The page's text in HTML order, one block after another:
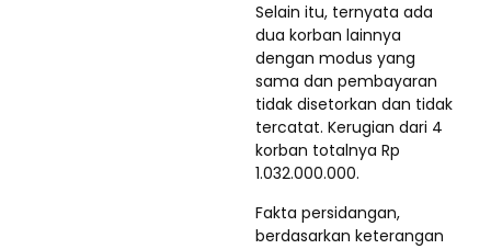
Selain itu, ternyata ada
dua korban lainnya
dengan modus yang
sama dan pembayaran
tidak disetorkan dan tidak
tercatat. Kerugian dari 4
korban totalnya Rp
1.032.000.000.
Fakta persidangan,
berdasarkan keterangan